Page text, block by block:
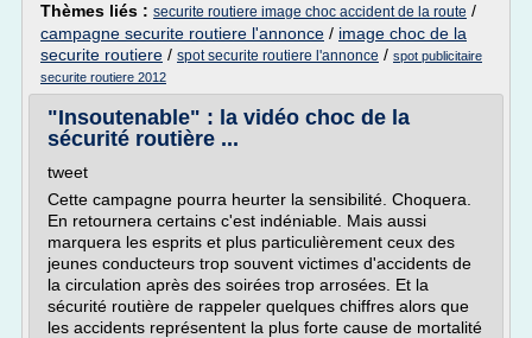
Thèmes liés : securite routiere image choc accident de la route /
campagne securite routiere l'annonce / image choc de la
securite routiere / spot securite routiere l'annonce / spot publicitaire
securite routiere 2012
"Insoutenable" : la vidéo choc de la
sécurité routière ...
tweet
Cette campagne pourra heurter la sensibilité. Choquera.
En retournera certains c'est indéniable. Mais aussi
marquera les esprits et plus particulièrement ceux des
jeunes conducteurs trop souvent victimes d'accidents de
la circulation après des soirées trop arrosées. Et la
sécurité routière de rappeler quelques chiffres alors que
les accidents représentent la plus forte cause de mortalité